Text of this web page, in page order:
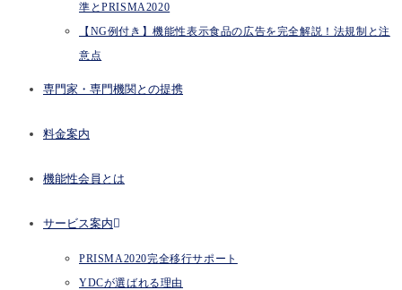
準とPRISMA2020
【NG例付き】機能性表示食品の広告を完全解説！法規制と注
意点
専門家・専門機関との提携
料金案内
機能性会員とは
サービス案内
PRISMA2020完全移行サポート
YDCが選ばれる理由